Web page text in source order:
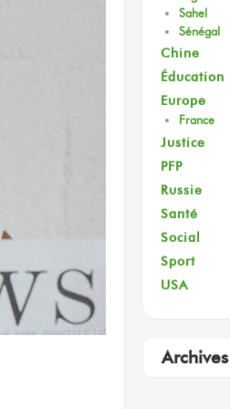
Sahel
Sénégal
Chine
Éducation
Europe
France
Justice
PFP
Russie
Santé
Social
Sport
USA
Archives